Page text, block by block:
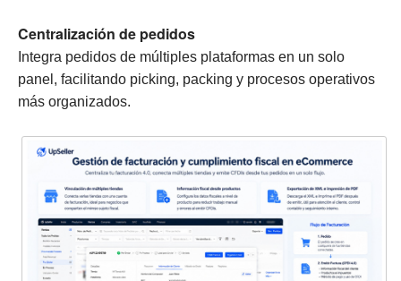
Centralización de pedidos
Integra pedidos de múltiples plataformas en un solo
panel, facilitando picking, packing y procesos operativos
más organizados.